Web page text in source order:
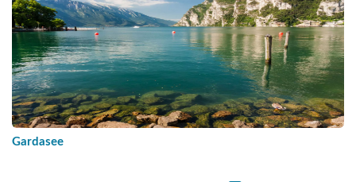
Gardasee